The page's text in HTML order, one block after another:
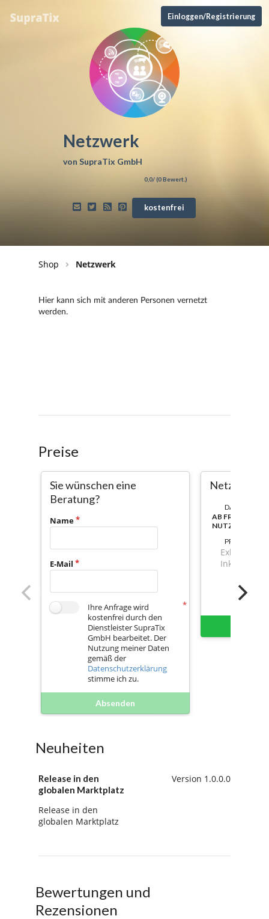
Einloggen/Registrierung
Netzwerk
von SupraTix GmbH
0,0/ (0Bewert.)
kostenfrei
Shop Netzwerk
Preise
Sie wünschen eine
Beratung?
Name
E-Mail
Ihre Anfrage wird
kostenfrei durch den
Dienstleister SupraTix
GmbH bearbeitet. Der
Nutzung meiner Daten
gemäß der
Datenschutzerklärung
stimme ich zu.
Absenden
Netzwerk
DAUER:
AB
NUTZBAR
PREIS
Exkl. Mwst.
Inkl. Mwst.
Neuheiten
Release in den
globalen Marktplatz
Release in den
globalen Marktplatz
Version 1.0.0.0
Bewertungen und
Rezensionen